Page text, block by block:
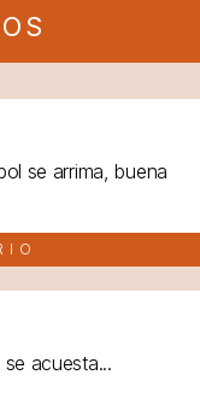
se arrima, buena
acuesta...